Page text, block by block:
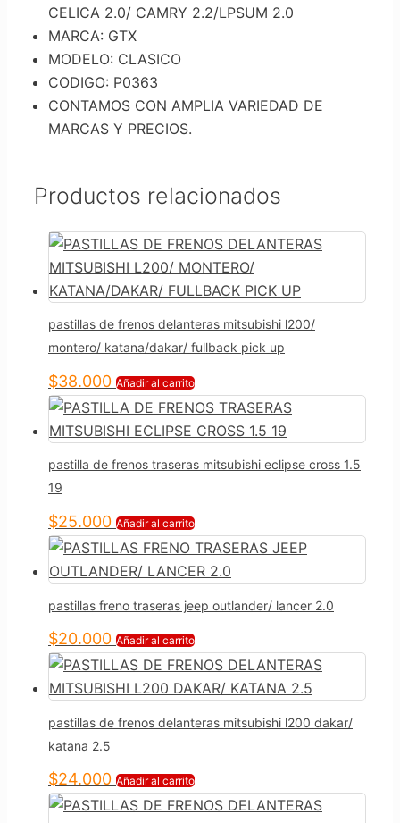
CELICA 2.0/ CAMRY 2.2/LPSUM 2.0
MARCA: GTX
MODELO: CLASICO
CODIGO: P0363
CONTAMOS CON AMPLIA VARIEDAD DE
MARCAS Y PRECIOS.
Productos relacionados
pastillas de frenos delanteras mitsubishi l200/
montero/ katana/dakar/ fullback pick up
$38.000 Añadir al carrito
pastilla de frenos traseras mitsubishi eclipse cross 1.5
19
$25.000 Añadir al carrito
pastillas freno traseras jeep outlander/ lancer 2.0
$20.000 Añadir al carrito
pastillas de frenos delanteras mitsubishi l200 dakar/
katana 2.5
$24.000 Añadir al carrito